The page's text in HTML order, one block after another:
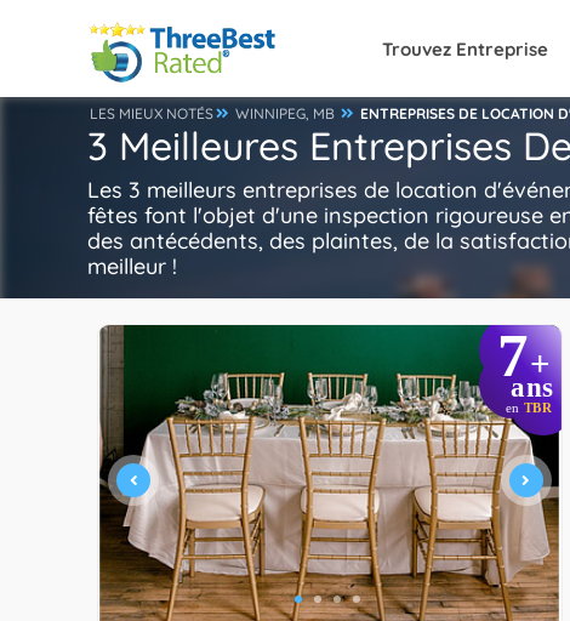
Trouvez Entreprise
LES MIEUX NOTÉS WINNIPEG, MB ENTREPRISES DE LOCATION
3 Meilleures Entreprises
Les 3 meilleurs entreprises de location
fêtes font l'objet d'une inspection rigoureuse
des antécédents, des plaintes, de la
meilleur !
7+
ans
en TBR